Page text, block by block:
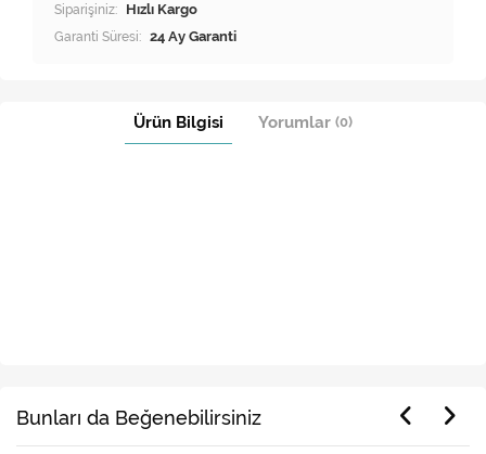
Siparişiniz: Hızlı Kargo
Garanti Süresi: 24 Ay Garanti
Ürün Bilgisi Yorumlar (0)
Bunları da Beğenebilirsiniz